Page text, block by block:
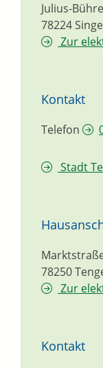
Julius-
78224
Zur
Kontakt
Telefon
Stadt
78250
Zur
Kontakt